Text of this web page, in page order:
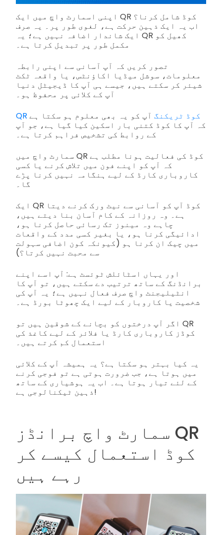
اپنی اسمارٹ واچ میں ایک QR کوڈ شامل کرنا؟
اب یہ ایک ذہین حرکت ہے، لغوی طور پر۔ یہ صرف
ایک شاندار اضافہ نہیں ہے؛ یہ QR کھیل کو
مکمل طور پر تبدیل کرتا ہے۔
تصور کریں کہ آپ آسانی سے اپنی رابطہ
معلومات، سوشل میڈیا اکاؤنٹس، یا واقعہ ٹکٹ
شیئر کر سکتے ہیں، جیسے ہی آپ کا ڈیجیٹل دنیا
آپ کے کلائی پر محفوظ ہو۔
QR کوڈ ٹریکنگ آپ کو یہ بھی معلوم ہو سکتا ہے
کہ آپ کا کوڈ کتنی بار اسکین کیا گیا ہے، جو آپ
کے روابط کی تشخیص فراہم کرتا ہے۔
سمارٹ واچ میں QR کوڈ کی فعالیت ہونا مطلب ہے
کہ آپ کو اپنے فون میں تلاش کرنے یا کسی
کاروباری کارڈ کے لیے ہنگامہ نہیں کرنا پڑے
گا۔
ایک QR کوڈ آپ کو آسانی سے نیٹ ورک کرنے دیتا
ہے۔ وہ روزانہ کے کام آسان بنا دیتے ہیں،
چاہے وہ مینوز تک رسائی حاصل کرنا ہو،
ادائیگی کرنا ہو، یا بغیر کسی مدد کے واقعات
میں چیک ان کرنا ہو (کیونکہ کون اضافی سہولت
سے محبت نہیں کرتا؟)
اور یہاں اسٹائلش ٹوئسٹ ہے: آپ اسے اپنے
برانڈنگ کے ساتھ ترتیب دے سکتے ہیں، تو آپ کا
انٹیلیجنٹ واچ صرف فعال نہیں ہے؛ یہ آپ کی
شخصیت یا کاروبار کے لیے ایک چھوٹا بورڈ ہے۔
اگر آپ درختوں کو بچانے کے شوقین ہیں تو QR
کوڈز کاروباری کارڈ یا فلائر کے لیے کاغذ کی
استعمال کم کرتے ہیں۔
یہ کیا بہتر ہو سکتا ہے؟ یہ ہمیشہ آپ کے کلائی
میں ہوتا ہے، جب ضرورت ہوتی ہے تو فوجی کرنے
کے لئے تیار ہوتا ہے۔ اب یہ ہوشیاری کے ساتھ
ذہین ٹیکنالوجی ہے!
سمارٹ واچ برانڈز QR
کوڈ استعمال کیسے کر
رہے ہیں